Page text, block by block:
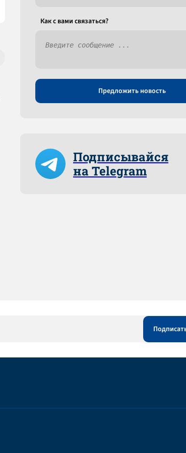
Как c вами связаться?
Предложить новость
Подписывайся
на Telegram